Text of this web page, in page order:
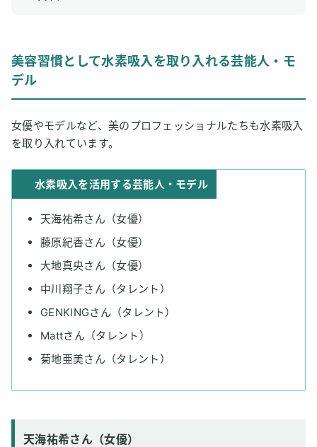
GENKINGさん（タレント）
菊地亜美さん（タレント）
那須川天心さん（プロボクサー）
大谷翔平選手とドジャースの選手たち（MLB）
守田英正選手（サッカー日本代表）
パリ・サンジェルマンの選手たち（フランス・サッカークラ
美容習慣として水素吸入を取り入れる芸能人・モ
デル
女優やモデルなど、美のプロフェッショナルたちも水素吸入
を取り入れています。
水素吸入を活用する芸能人・モデル
天海祐希さん（女優）
藤原紀香さん（女優）
大地真央さん（女優）
中川翔子さん（タレント）
GENKINGさん（タレント）
Mattさん（タレント）
菊地亜美さん（タレント）
天海祐希さん（女優）